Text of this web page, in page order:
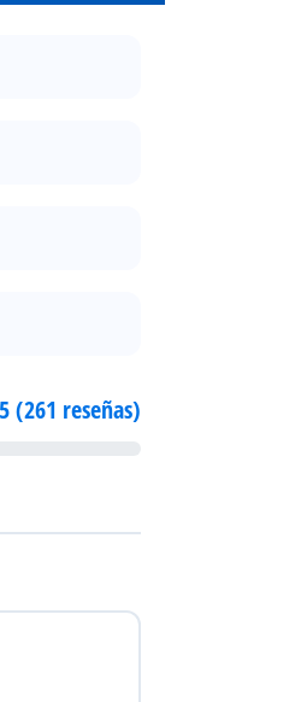
(261 reseñas)